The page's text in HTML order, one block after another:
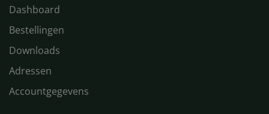
Dashboard
Bestellingen
Downloads
Adressen
Accountgegevens